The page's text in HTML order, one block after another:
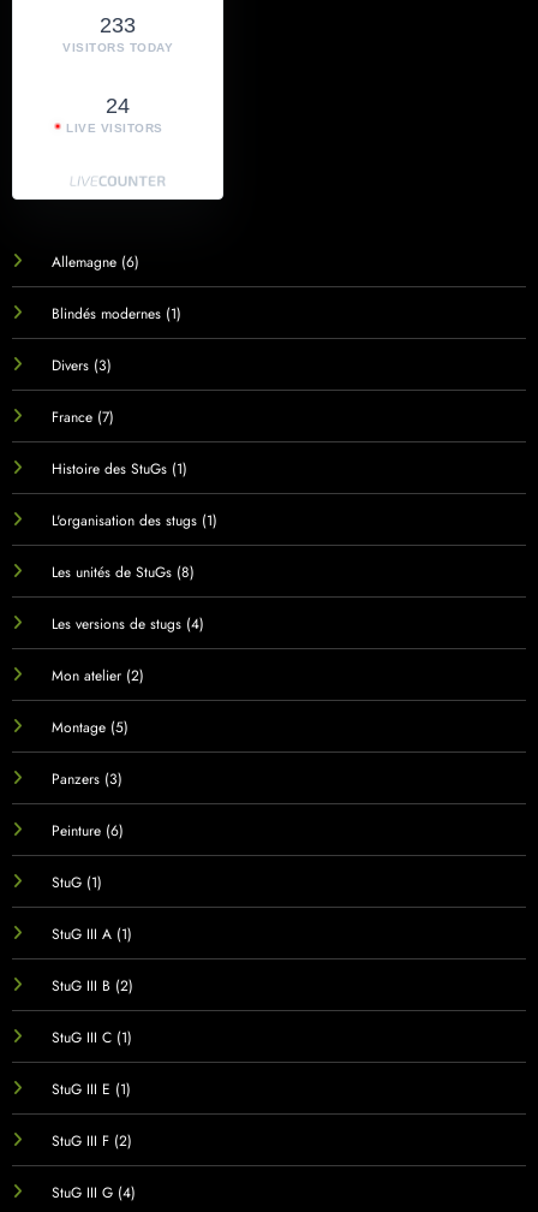
233
VISITORS TODAY
24
LIVE VISITORS
Allemagne(6)
Blindés modernes(1)
Divers(3)
France(7)
Histoire des StuGs(1)
L'organisation des stugs(1)
Les unités de StuGs(8)
Les versions de stugs(4)
Mon atelier(2)
Montage(5)
Panzers(3)
Peinture(6)
StuG(1)
StuG III A(1)
StuG III B (2)
StuG III C(1)
StuG III E (1)
StuG III F(2)
StuG III G(4)